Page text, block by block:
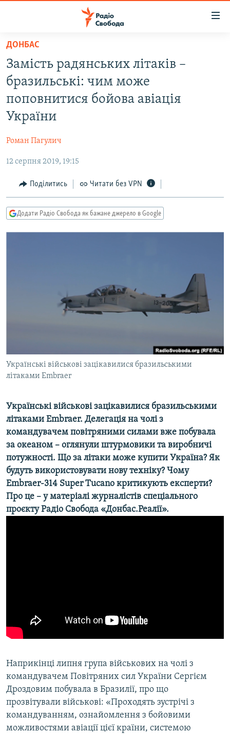
Перейти
основного
матеріалу
Перейти
до
основної
Перейти
до
ВСЕ ЗА ДОБУ
СТАТТІ
ПОЛІТИКА
СУСПІЛЬСТВО
КУЛЬТУРА
СПОРТ
СВІТ
ВІЙНА
ДОНБАС.РЕАЛІЇ
КРИМ.РЕАЛІЇ
ТИ ЯК?
КИТАЙ.ВИКЛИКИ
УКР
КТАТ
ДОЛУЧАЙСЯ!
Усі сайти RFE/RL
ДОНБАС
Замість радянських літаків –
бразильські: чим може
поповнитися бойова авіація
України
Роман Пагулич
12 серпня 2019, 19:15
Поділитись Читати без VPN
Додати Радіо Свобода як бажане джерело в Google
Українські військові зацікавилися бразильськими
літаками Embraer
Українські військові зацікавилися бразильськими
літаками Embraer. Делегація на чолі з
командувачем повітряними силами вже побувала
за океаном – оглянули штурмовики та виробничі
потужності. Що за літаки може купити Україна? Як
будуть використовувати нову техніку? Чому
Embraer-314 Super Tucano критикують експерти?
Про це – у матеріалі журналістів спеціального
проєкту Радіо Свобода «Донбас.Реалії».
Наприкінці липня група військових на чолі з
командувачем Повітряних сил України Сергієм
Дроздовим побувала в Бразилії, про що
прозвітували військові: «Проходять зустрічі з
командуванням, ознайомлення з бойовими
можливостями авіації цієї країни, системою